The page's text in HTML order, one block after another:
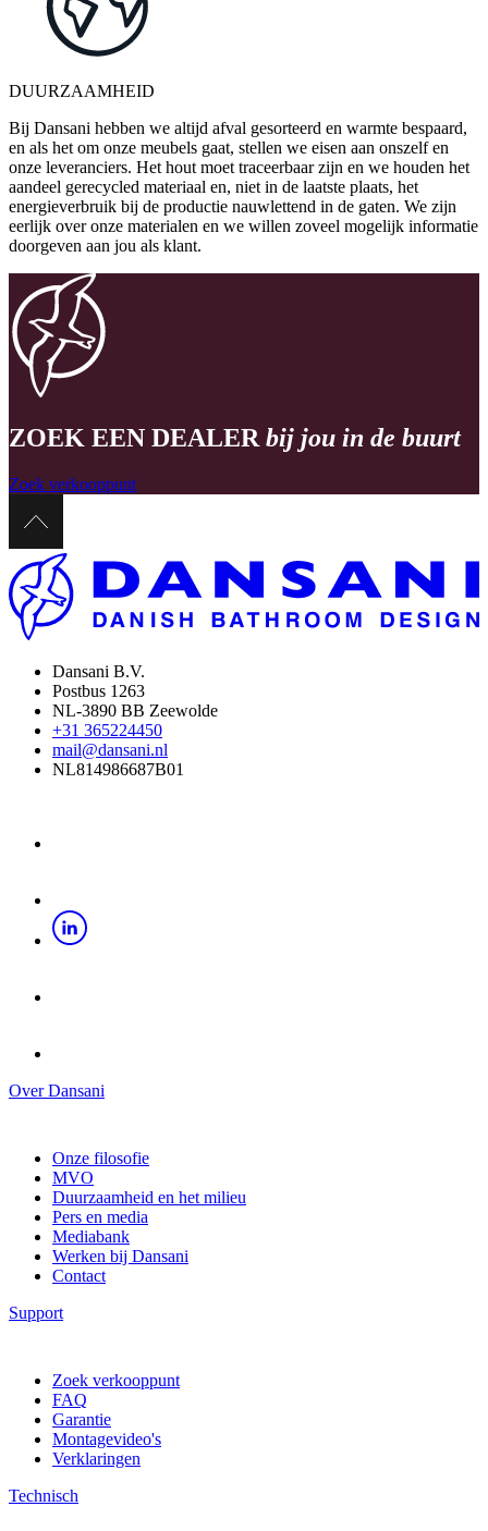
DUURZAAMHEID
Bij Dansani hebben we altijd afval gesorteerd en warmte bespaard,
en als het om onze meubels gaat, stellen we eisen aan onszelf en
onze leveranciers. Het hout moet traceerbaar zijn en we houden het
aandeel gerecycled materiaal en, niet in de laatste plaats, het
energieverbruik bij de productie nauwlettend in de gaten. We zijn
eerlijk over onze materialen en we willen zoveel mogelijk informatie
doorgeven aan jou als klant.
ZOEK EEN DEALER bij jou in de buurt
Zoek verkooppunt
Dansani B.V.
Postbus 1263
NL-3890 BB Zeewolde
+31 365224450
mail@dansani.nl
NL814986687B01
Over Dansani
Onze filosofie
MVO
Duurzaamheid en het milieu
Pers en media
Mediabank
Werken bij Dansani
Contact
Support
Zoek verkooppunt
FAQ
Garantie
Montagevideo's
Verklaringen
Technisch